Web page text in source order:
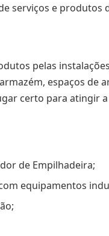
serviços e
pelas
espaços
certo para atingir
de Empilhadeira;
equipamentos